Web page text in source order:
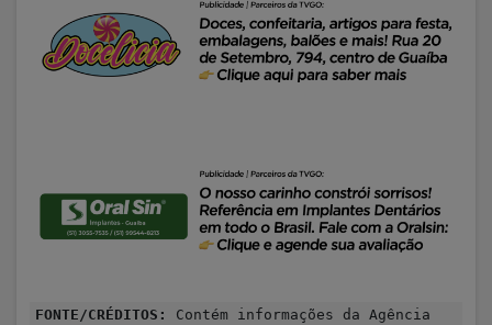
FONTE/CRÉDITOS:
Contém informações da Agência